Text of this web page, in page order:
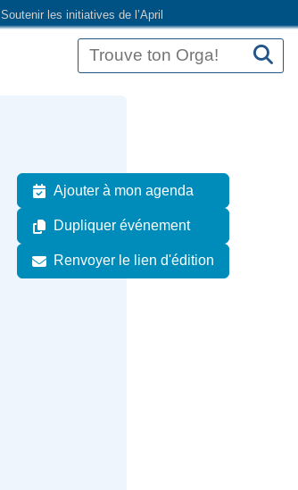
Soutenir les initiatives de l’April
Ajouter à mon agenda
Dupliquer événement
Renvoyer le lien d'édition